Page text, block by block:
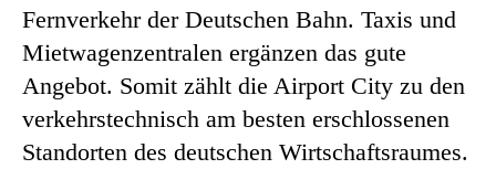
Fernverkehr der Deutschen Bahn. Taxis und
Mietwagenzentralen ergänzen das gute
Angebot. Somit zählt die Airport City zu den
verkehrstechnisch am besten erschlossenen
Standorten des deutschen Wirtschaftsraumes.